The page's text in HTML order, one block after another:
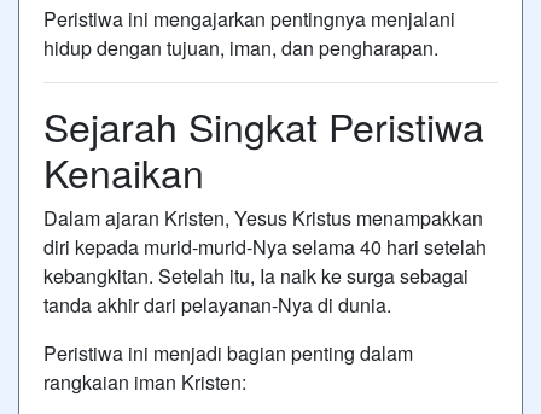
Peristiwa ini mengajarkan pentingnya menjalani
hidup dengan tujuan, iman, dan pengharapan.
Sejarah Singkat Peristiwa
Kenaikan
Dalam ajaran Kristen, Yesus Kristus menampakkan
diri kepada murid-murid-Nya selama 40 hari setelah
kebangkitan. Setelah itu, Ia naik ke surga sebagai
tanda akhir dari pelayanan-Nya di dunia.
Peristiwa ini menjadi bagian penting dalam
rangkaian iman Kristen: